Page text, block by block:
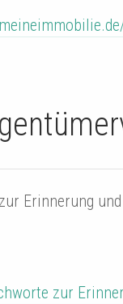
Erinnerung
zur